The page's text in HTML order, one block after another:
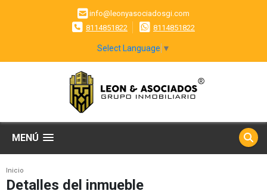
info@leonyasociadosgi.com
8114851822
8114851822
Select Language ▼
MENÚ
Inicio
Detalles del inmueble